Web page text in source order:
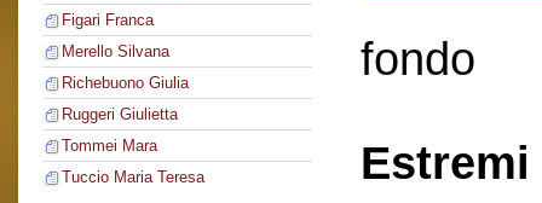
Figari Franca
Merello Silvana
Richebuono Giulia
Ruggeri Giulietta
Tommei Mara
Tuccio Maria Teresa
fondo